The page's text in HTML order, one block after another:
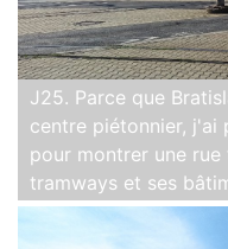
J25. Parce que
centre piétonnier, j'ai
pour montrer une
tramways et ses